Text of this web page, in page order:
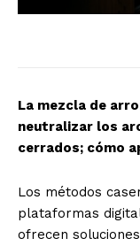
La mezcla de
neutralizar los
cerrados; cómo
Los métodos
plataformas
ofrecen